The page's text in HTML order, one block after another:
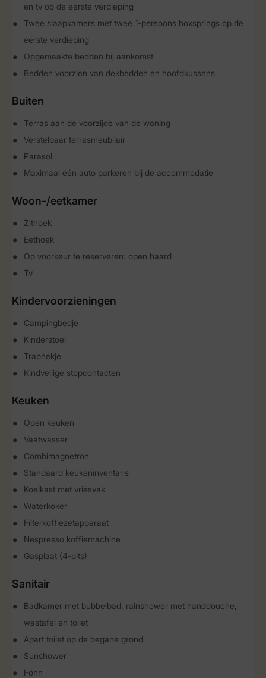
en tv op de eerste verdieping
Twee slaapkamers met twee 1-persoons boxsprings op de
eerste verdieping
Opgemaakte bedden bij aankomst
Bedden voorzien van dekbedden en hoofdkussens
Buiten
Terras aan de voorzijde van de woning
Verstelbaar terrasmeubilair
Parasol
Maximaal één auto parkeren bij de accommodatie
Woon-/eetkamer
Zithoek
Eethoek
Op voorkeur te reserveren: open haard
Tv
Kindervoorzieningen
Campingbedje
Kinderstoel
Traphekje
Kindveilige stopcontacten
Keuken
Open keuken
Vaatwasser
Combimagnetron
Standaard keukeninventaris
Koelkast met vriesvak
Waterkoker
Filterkoffiezetapparaat
Nespresso koffiemachine
Gasplaat (4-pits)
Sanitair
Badkamer met bubbelbad, rainshower met handdouche,
wastafel en toilet
Apart toilet op de begane grond
Sunshower
Föhn